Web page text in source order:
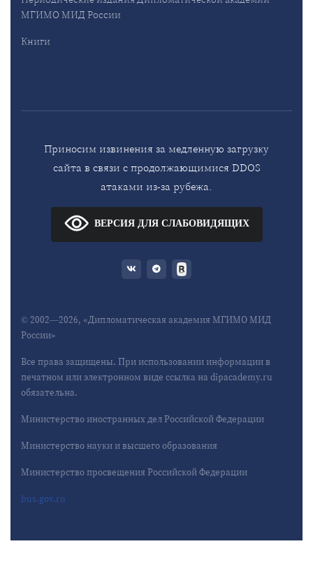
МГИМО МИД России
Книги
Приносим извинения за медленную загрузку
сайта в связи с продолжающимися DDOS
атаками из-за рубежа.
ВЕРСИЯ ДЛЯ СЛАБОВИДЯЩИХ
© 2002—2026, «Дипломатическая академия МГИМО МИД
России»
Все права защищены. При использовании информации в
печатном или электронном виде ссылка на dipacademy.ru
обязательна.
Министерство иностранных дел Российской Федерации
Министерство науки и высшего образования
Министерство просвещения Российской Федерации
bus.gov.ru